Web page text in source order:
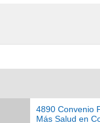
4890 Convenio
Más Salud en